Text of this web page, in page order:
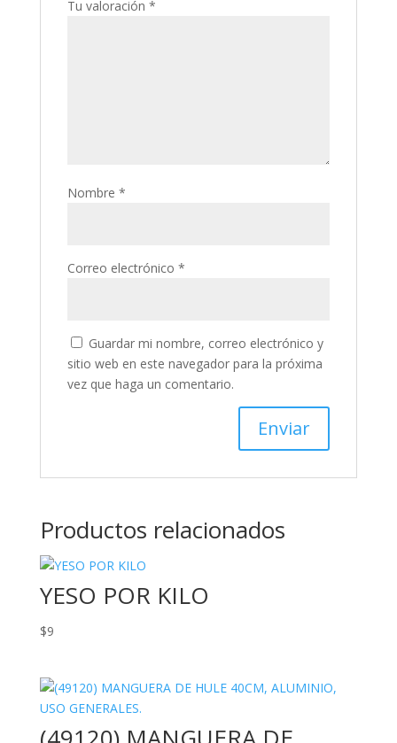
Tu valoración *
Nombre *
Correo electrónico *
Guardar mi nombre, correo electrónico y
sitio web en este navegador para la próxima
vez que haga un comentario.
Productos relacionados
YESO POR KILO
$9